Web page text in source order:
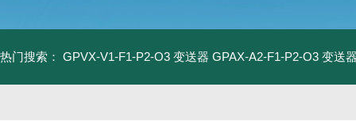
热门搜索： GPVX-V1-F1-P2-O3 变送器 GPAX-A2-F1-P2-O3 变送